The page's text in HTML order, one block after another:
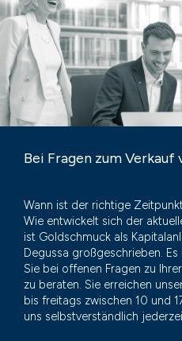
Bei Fragen zum Verkauf
Wann ist der richtige
Wie entwickelt sich der
ist Goldschmuck als
Degussa großgeschrieben.
Sie bei offenen Fragen zu
zu beraten. Sie erreichen
bis freitags zwischen 10 und
uns selbstverständlich